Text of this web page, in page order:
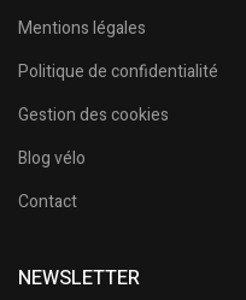
Mentions légales
Politique de confidentialité
Gestion des cookies
Blog vélo
Contact
NEWSLETTER